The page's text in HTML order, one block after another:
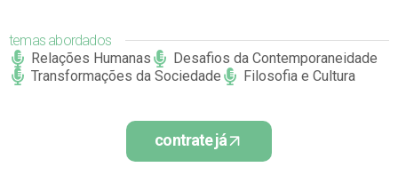
temas abordados
Relações Humanas
Desafios da Contemporaneidade
Transformações da Sociedade
Filosofia e Cultura
contrate já